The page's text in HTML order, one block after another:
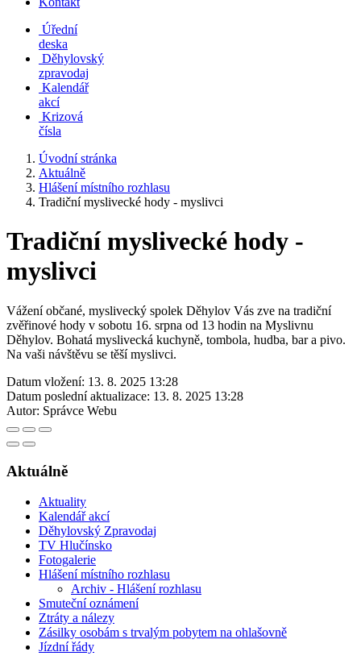
Úřední
deska
Děhylovský
zpravodaj
Kalendář
akcí
Krizová
čísla
Úvodní stránka
Aktuálně
Hlášení místního rozhlasu
Tradiční myslivecké hody - myslivci
Tradiční myslivecké hody -
myslivci
Vážení občané, myslivecký spolek Děhylov Vás zve na tradiční
zvěřinové hody v sobotu 16. srpna od 13 hodin na Myslivnu
Děhylov. Bohatá myslivecká kuchyně, tombola, hudba, bar a pivo.
Na vaši návštěvu se těší myslivci.
Datum vložení: 13. 8. 2025 13:28
Datum poslední aktualizace: 13. 8. 2025 13:28
Autor: Správce Webu
Aktuálně
Aktuality
Kalendář akcí
Děhylovský Zpravodaj
TV Hlučínsko
Fotogalerie
Hlášení místního rozhlasu
Archiv - Hlášení rozhlasu
Smuteční oznámení
Ztráty a nálezy
Zásilky osobám s trvalým pobytem na ohlašovně
Jízdní řády